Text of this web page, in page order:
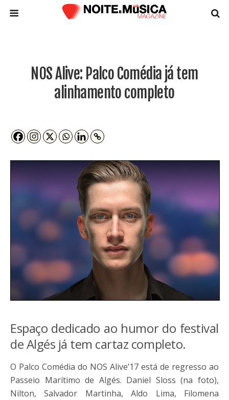
NOS Alive: Palco Comédia já tem
alinhamento completo
Espaço dedicado ao humor do festival
de Algés já tem cartaz completo.
O Palco Comédia do NOS Alive’17 está de regresso ao
Passeio Marítimo de Algés. Daniel Sloss (na foto),
Nilton, Salvador Martinha, Aldo Lima, Filomena